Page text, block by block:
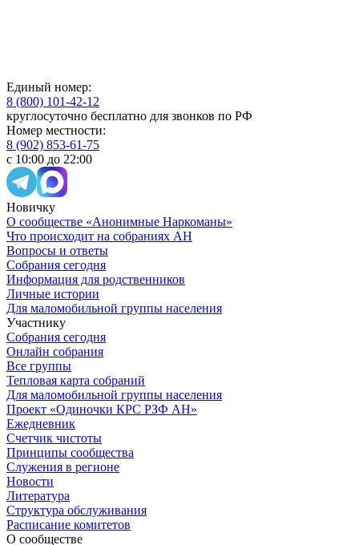
Единый номер:
8 (800) 101-42-12
круглосуточно бесплатно для звонков по РФ
Номер местности:
8 (902) 853-61-75
с 10:00 до 22:00
Новичку
О сообществе «Анонимные Наркоманы»
Что происходит на собраниях АН
Вопросы и ответы
Собрания сегодня
Информация для родственников
Личные истории
Для маломобильной группы населения
Участнику
Собрания сегодня
Онлайн собрания
Все группы
Тепловая карта собраний
Для маломобильной группы населения
Проект «Одиночки КРС РЗФ АН»
Ежедневник
Счетчик чистоты
Принципы сообщества
Служения в регионе
Новости
Литература
Структура обслуживания
Расписание комитетов
О сообществе